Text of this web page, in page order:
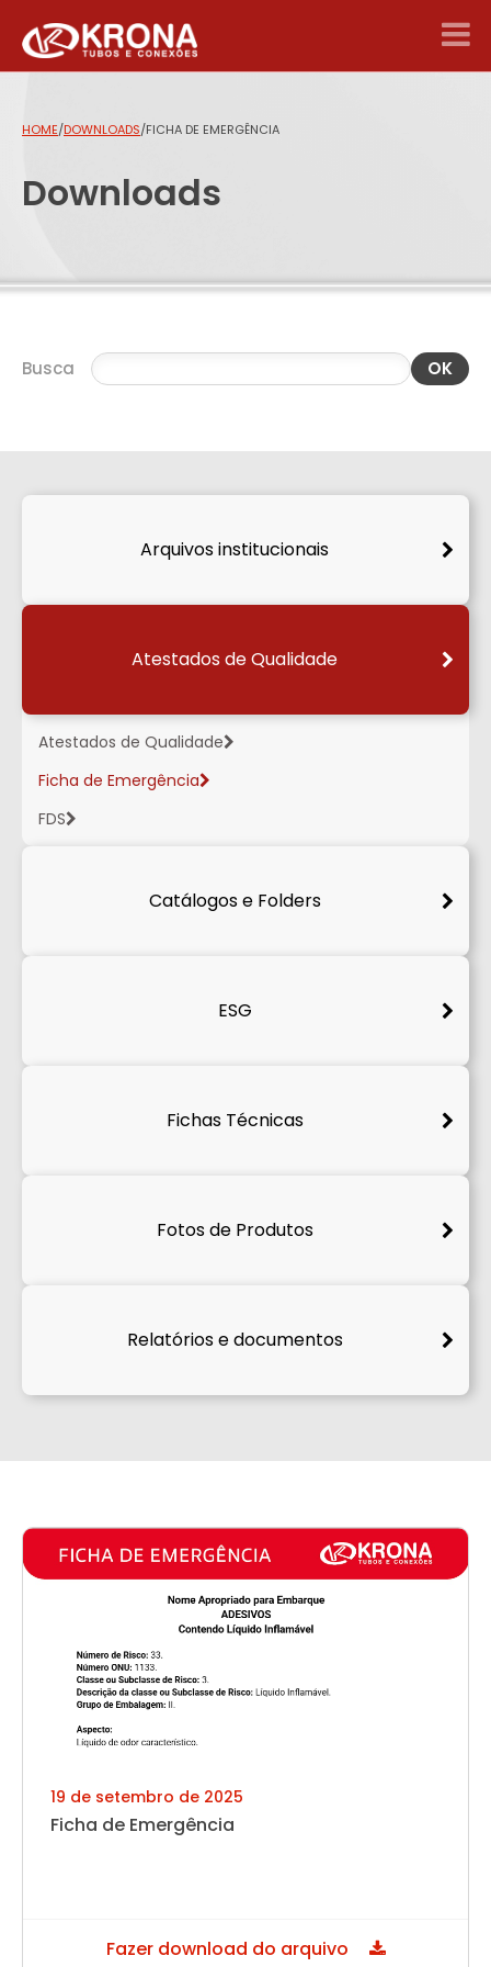
HOME/DOWNLOADS/FICHA DE EMERGÊNCIA
Downloads
Busca OK
Arquivos institucionais
Atestados de Qualidade
Atestados de Qualidade
Ficha de Emergência
FDS
Catálogos e Folders
ESG
Fichas Técnicas
Fotos de Produtos
Relatórios e documentos
19 de setembro de 2025
Ficha de Emergência
Fazer download do arquivo